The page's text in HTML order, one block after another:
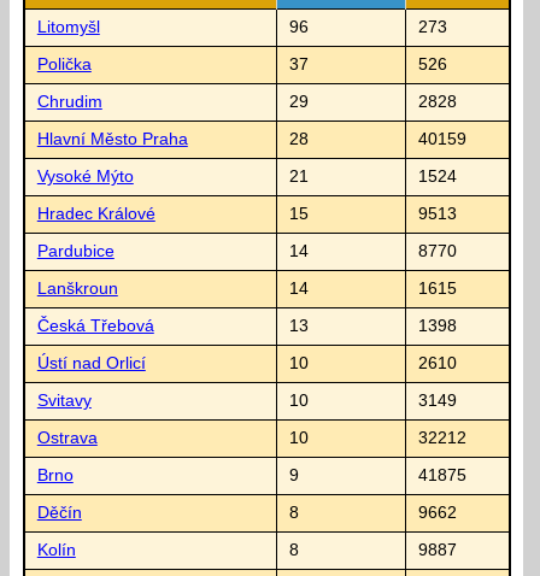
Litomyšl 96 273
Polička 37 526
Chrudim 29 2828
Hlavní Město Praha 28 40159
Vysoké Mýto 21 1524
Hradec Králové 15 9513
Pardubice 14 8770
Lanškroun 14 1615
Česká Třebová 13 1398
Ústí nad Orlicí 10 2610
Svitavy 10 3149
Ostrava 10 32212
Brno 9 41875
Děčín 8 9662
Kolín 8 9887